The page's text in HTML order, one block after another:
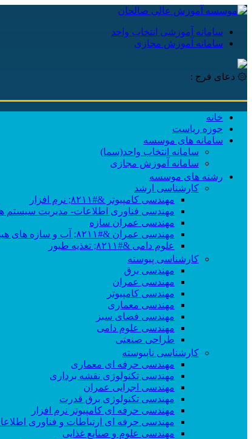
سامانه آموزشی انتخاب واحد
سامانه آموزش مجازی
۞ دعای فرج :
خانه
حوزه ریاست
سامانه های موسسه
سامانه انتخاب واحد(سما)
سامانه آموزش مجازی
رشته های موسسه
کارشناسی ارشد
مهندسی کامپیوتر &#۸۲۱۱; نرم افزار
مهندسی فناوری اطلاعات- مدیریت سیستم
مهندسی عمران سازه
مهندسی عمران &#۸۲۱۱; آب و سازه های هیدرولیکی
علوم دامی &#۸۲۱۱; تغذیه طیور
کارشناسی پیوسته
مهندسی برق
مهندسی عمران
مهندسی کامپیوتر
مهندسی معماری
مهندسی فضای سبز
مهندسی علوم دامی
طراحی صنعتی
کارشناسی ناپیوسته
مهندسی حرفه ای معماری
مهندسی تکنولوژی نقشه برداری
مهندسی اجرایی عمران
مهندسی تکنولوژی برق قدرت
مهندسی حرفه ای کامپیوتر نرم افزار
مهندسی حرفه ای ارتباطات و فناوری
مهندسی علوم و صنایع غذایی